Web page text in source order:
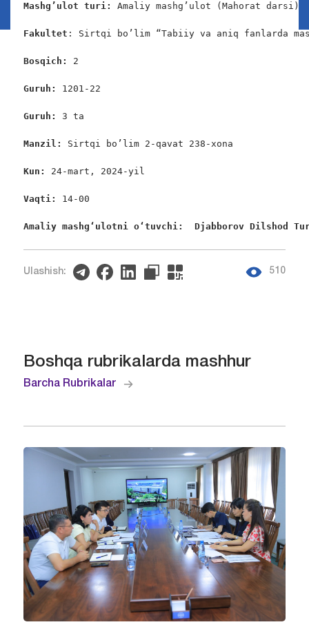
Mashg’ulot turi: Amaliy mashg’ulot (Mahorat darsi)
Fakultet : Sirtqi bo’lim “Tabiiy va aniq fanlarda
Bosqich: 2
Guruh: 1201-22
Guruh: 3 ta
Manzil: Sirtqi bo’lim 2-qavat 238-xona
Kun: 24-mart, 2024-yil
Vaqti: 14-00
Amaliy mashgʻulotni oʻtuvchi:  Djabborov Dilshod
Ulashish: 510
Boshqa rubrikalarda mashhur
Barcha Rubrikalar